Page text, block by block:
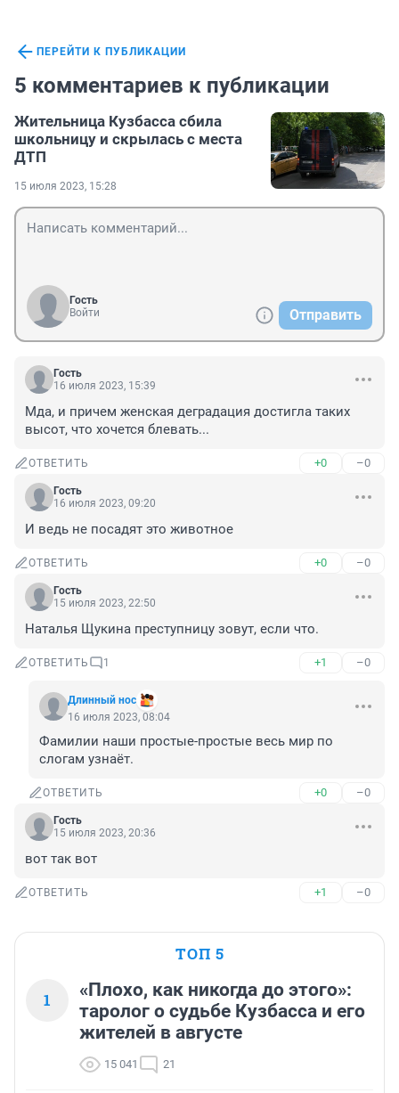
ПЕРЕЙТИ К ПУБЛИКАЦИИ
5 комментариев к публикации
Жительница Кузбасса сбила
школьницу и скрылась с места
ДТП
15 июля 2023, 15:28
Гость
Войти
Отправить
Гость
16 июля 2023, 15:39
Мда, и причем женская деградация достигла таких
высот, что хочется блевать...
ОТВЕТИТЬ +0 –0
Гость
16 июля 2023, 09:20
И ведь не посадят это животное
ОТВЕТИТЬ +0 –0
Гость
15 июля 2023, 22:50
Наталья Щукина преступницу зовут, если что.
ОТВЕТИТЬ 1 +1 –0
Длинный нос
16 июля 2023, 08:04
Фамилии наши простые-простые весь мир по
слогам узнаёт.
ОТВЕТИТЬ +0 –0
Гость
15 июля 2023, 20:36
вот так вот
ОТВЕТИТЬ +1 –0
ТОП 5
1
«Плохо, как никогда до этого»:
таролог о судьбе Кузбасса и его
жителей в августе
15 041 21